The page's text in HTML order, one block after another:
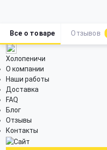
Холопеничи
О компании
Наши работы
Доставка
FAQ
Блог
Отзывы
Контакты
Все о товаре Отзывов